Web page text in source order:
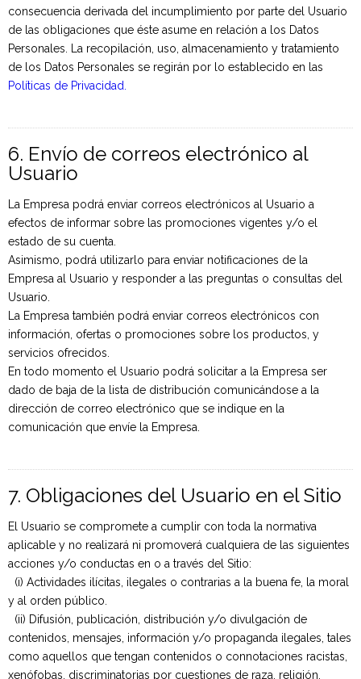
consecuencia derivada del incumplimiento por parte del Usuario
de las obligaciones que éste asume en relación a los Datos
Personales. La recopilación, uso, almacenamiento y tratamiento
de los Datos Personales se regirán por lo establecido en las
Políticas de Privacidad.
6. Envío de correos electrónico al
Usuario
La Empresa podrá enviar correos electrónicos al Usuario a
efectos de informar sobre las promociones vigentes y/o el
estado de su cuenta.
Asimismo, podrá utilizarlo para enviar notificaciones de la
Empresa al Usuario y responder a las preguntas o consultas del
Usuario.
La Empresa también podrá enviar correos electrónicos con
información, ofertas o promociones sobre los productos, y
servicios ofrecidos.
En todo momento el Usuario podrá solicitar a la Empresa ser
dado de baja de la lista de distribución comunicándose a la
dirección de correo electrónico que se indique en la
comunicación que envíe la Empresa.
7. Obligaciones del Usuario en el Sitio
El Usuario se compromete a cumplir con toda la normativa
aplicable y no realizará ni promoverá cualquiera de las siguientes
acciones y/o conductas en o a través del Sitio:
(i) Actividades ilícitas, ilegales o contrarias a la buena fe, la moral
y al orden público.
(ii) Difusión, publicación, distribución y/o divulgación de
contenidos, mensajes, información y/o propaganda ilegales, tales
como aquellos que tengan contenidos o connotaciones racistas,
xenófobas, discriminatorias por cuestiones de raza, religión,